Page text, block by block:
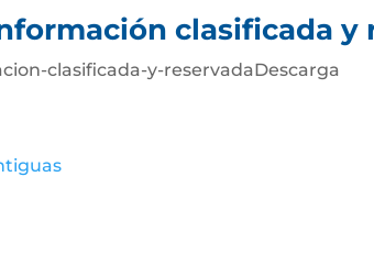
clasificada y
clasificada-y-reservadaDescarga